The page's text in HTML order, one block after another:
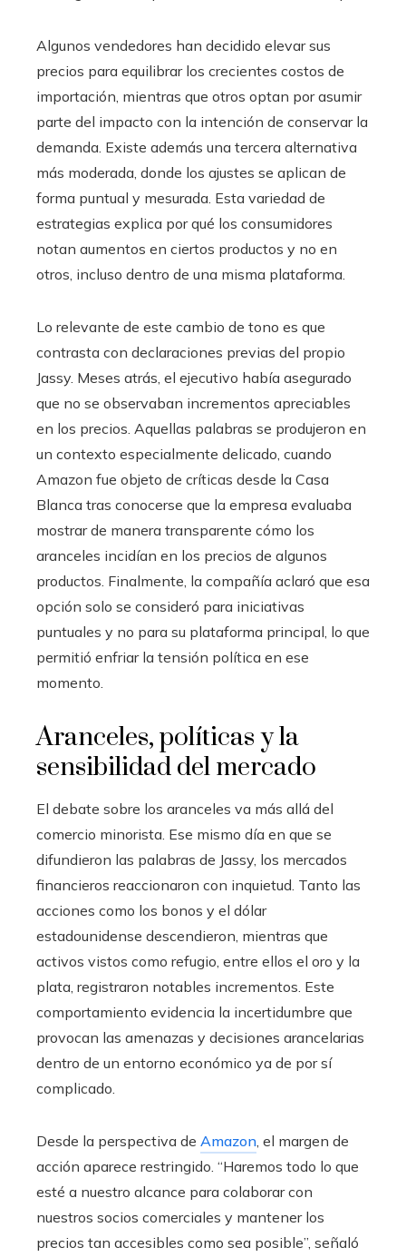
Algunos vendedores han decidido elevar sus
precios para equilibrar los crecientes costos de
importación, mientras que otros optan por asumir
parte del impacto con la intención de conservar la
demanda. Existe además una tercera alternativa
más moderada, donde los ajustes se aplican de
forma puntual y mesurada. Esta variedad de
estrategias explica por qué los consumidores
notan aumentos en ciertos productos y no en
otros, incluso dentro de una misma plataforma.
Lo relevante de este cambio de tono es que
contrasta con declaraciones previas del propio
Jassy. Meses atrás, el ejecutivo había asegurado
que no se observaban incrementos apreciables
en los precios. Aquellas palabras se produjeron en
un contexto especialmente delicado, cuando
Amazon fue objeto de críticas desde la Casa
Blanca tras conocerse que la empresa evaluaba
mostrar de manera transparente cómo los
aranceles incidían en los precios de algunos
productos. Finalmente, la compañía aclaró que esa
opción solo se consideró para iniciativas
puntuales y no para su plataforma principal, lo que
permitió enfriar la tensión política en ese
momento.
Aranceles, políticas y la
sensibilidad del mercado
El debate sobre los aranceles va más allá del
comercio minorista. Ese mismo día en que se
difundieron las palabras de Jassy, los mercados
financieros reaccionaron con inquietud. Tanto las
acciones como los bonos y el dólar
estadounidense descendieron, mientras que
activos vistos como refugio, entre ellos el oro y la
plata, registraron notables incrementos. Este
comportamiento evidencia la incertidumbre que
provocan las amenazas y decisiones arancelarias
dentro de un entorno económico ya de por sí
complicado.
Desde la perspectiva de Amazon , el margen de
acción aparece restringido. “Haremos todo lo que
esté a nuestro alcance para colaborar con
nuestros socios comerciales y mantener los
precios tan accesibles como sea posible”, señaló